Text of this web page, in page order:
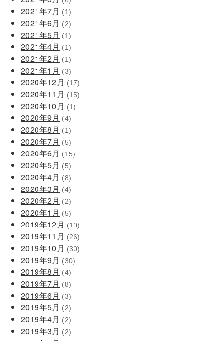
2021年7月 (1)
2021年6月 (2)
2021年5月 (1)
2021年4月 (1)
2021年2月 (1)
2021年1月 (3)
2020年12月 (17)
2020年11月 (15)
2020年10月 (1)
2020年9月 (4)
2020年8月 (1)
2020年7月 (5)
2020年6月 (15)
2020年5月 (5)
2020年4月 (8)
2020年3月 (4)
2020年2月 (2)
2020年1月 (5)
2019年12月 (10)
2019年11月 (26)
2019年10月 (30)
2019年9月 (30)
2019年8月 (4)
2019年7月 (8)
2019年6月 (3)
2019年5月 (2)
2019年4月 (2)
2019年3月 (2)